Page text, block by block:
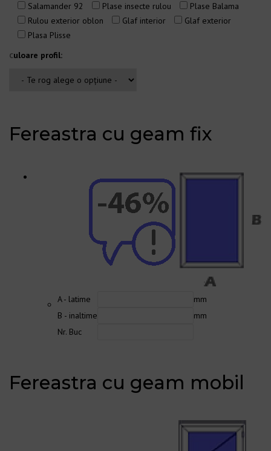
Salamander 92
Plase insecte rulou
Plase Balama
Rulou exterior oblon
Glaf interior
Glaf exterior
Plasa Plisse
Culoare profil:
Fereastra cu geam fix
A - latime
mm
B - inaltime
mm
Nr. Buc
Fereastra cu geam mobil